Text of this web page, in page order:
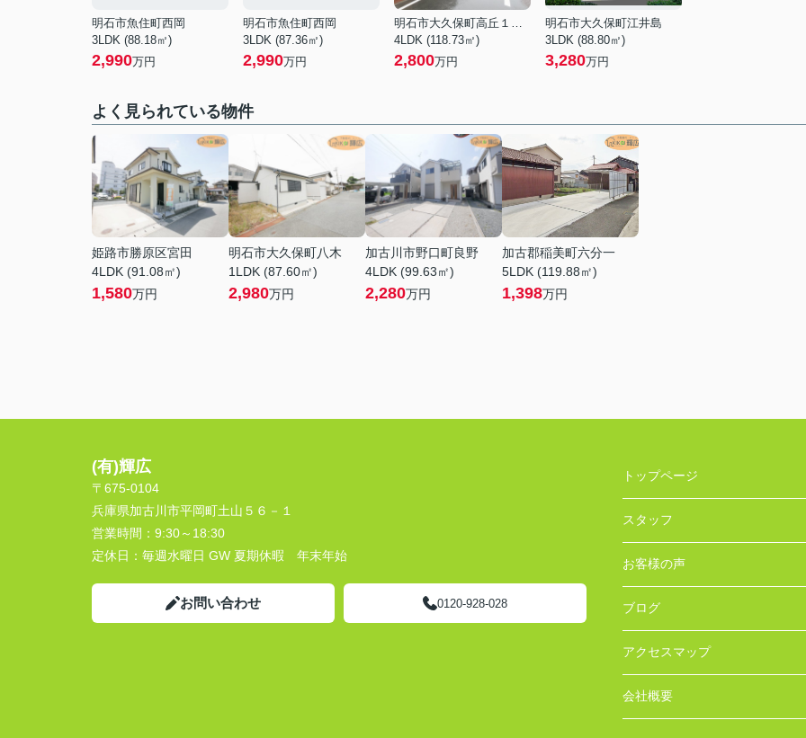
明石市魚住町西岡
3LDK (88.18㎡)
2,990万円
明石市魚住町西岡
3LDK (87.36㎡)
2,990万円
明石市大久保町高丘１丁目
4LDK (118.73㎡)
2,800万円
明石市大久保町江井島
3LDK (88.80㎡)
3,280万円
よく見られている物件
姫路市勝原区宮田
4LDK (91.08㎡)
1,580万円
明石市大久保町八木
1LDK (87.60㎡)
2,980万円
加古川市野口町良野
4LDK (99.63㎡)
2,280万円
加古郡稲美町六分一
5LDK (119.88㎡)
1,398万円
(有)輝広
〒675-0104
兵庫県加古川市平岡町土山５６－１
営業時間： 9:30～18:30
定休日： 毎週水曜日 GW 夏期休暇 年末年始
お問い合わせ 0120-928-028
トップページ
スタッフ
お客様の声
ブログ
アクセスマップ
会社概要